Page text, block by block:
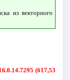
из векторного
(617,53